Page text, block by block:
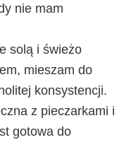
nie mam
solą i świeżo
mieszam do
konsystencji.
z pieczarkami i
gotowa do